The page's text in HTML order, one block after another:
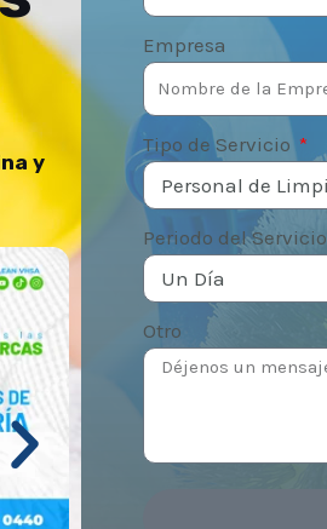
y
Empresa
Tipo de Servicio
Periodo del Servicio
Otro